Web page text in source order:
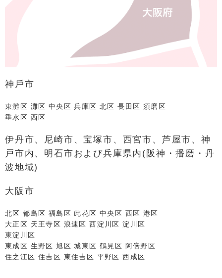
神⼾市
東灘区 灘区 中央区 兵庫区 北区 ⻑⽥区 須磨区
垂⽔区 ⻄区
伊丹市、尼崎市、宝塚市、西宮市、芦屋市、神
戸市内、明石市および兵庫県内(阪神・播磨・丹
波地域)
⼤阪市
北区 都島区 福島区 此花区 中央区 ⻄区 港区
⼤正区 天王寺区 浪速区 ⻄淀川区 淀川区
東淀川区
東成区 ⽣野区 旭区 城東区 鶴⾒区 阿倍野区
住之江区 住吉区 東住吉区 平野区 ⻄成区